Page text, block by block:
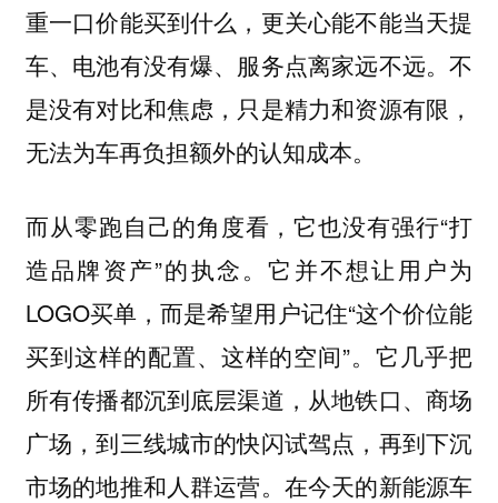
重一口价能买到什么，更关心能不能当天提
车、电池有没有爆、服务点离家远不远。不
是没有对比和焦虑，只是精力和资源有限，
无法为车再负担额外的认知成本。
而从零跑自己的角度看，它也没有强行“打
造品牌资产”的执念。它并不想让用户为
LOGO买单，而是希望用户记住“这个价位能
买到这样的配置、这样的空间”。它几乎把
所有传播都沉到底层渠道，从地铁口、商场
广场，到三线城市的快闪试驾点，再到下沉
市场的地推和人群运营。在今天的新能源车